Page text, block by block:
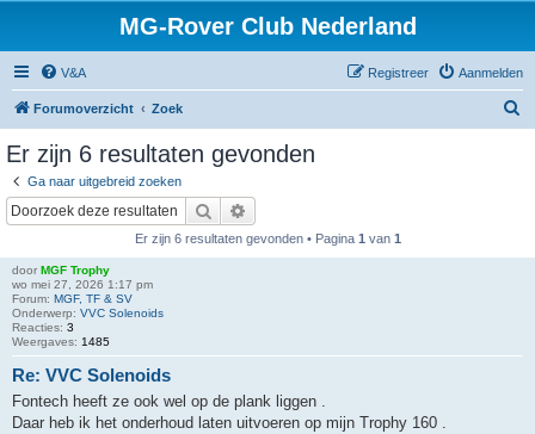
MG-Rover Club Nederland
V&A Aanmelden
Registreer
Forumoverzicht Zoek
Er zijn 6 resultaten gevonden
Ga naar uitgebreid zoeken
Zoek
Er zijn 6 resultaten gevonden • Pagina 1 van 1
door MGF Trophy
wo mei 27, 2026 1:17 pm
Forum: MGF, TF & SV
Onderwerp: VVC Solenoids
Reacties: 3
Weergaves: 1485
Re: VVC Solenoids
Fontech heeft ze ook wel op de plank liggen .
Daar heb ik het onderhoud laten uitvoeren op mijn Trophy 160 .